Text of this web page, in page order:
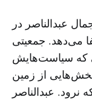
جمال عبدالناصر در
می‌دهد. جمعیتی
که سیاست‌هایش
از زمین
عبدالناصر